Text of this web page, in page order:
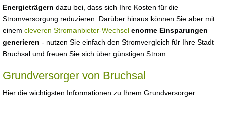
Energieträgern dazu bei, dass sich Ihre Kosten für die
Stromversorgung reduzieren. Darüber hinaus können Sie aber mit
einem cleveren Stromanbieter-Wechsel enorme Einsparungen
generieren - nutzen Sie einfach den Stromvergleich für Ihre Stadt
Bruchsal und freuen Sie sich über günstigen Strom.
Grundversorger von Bruchsal
Hier die wichtigsten Informationen zu Ihrem Grundversorger: